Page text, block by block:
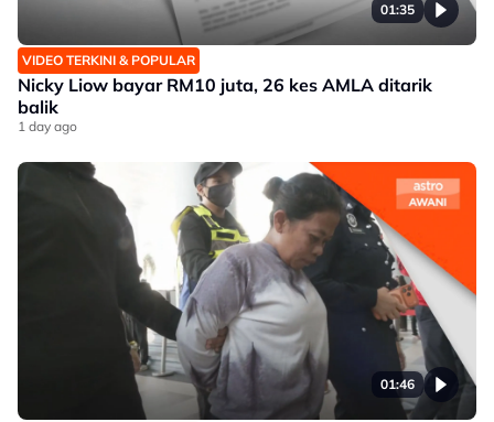
01:35
VIDEO TERKINI & POPULAR
Nicky Liow bayar RM10 juta, 26 kes AMLA ditarik
balik
1 day ago
01:46